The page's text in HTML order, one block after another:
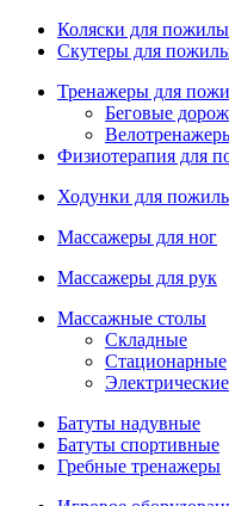
Коляски для
Скутеры для
Тренажеры для
Беговые
Физиотерапия для
Ходунки для
Массажеры для ног
Массажеры для рук
Массажные столы
Складные
Стационарные
Электрические
Батуты надувные
Батуты спортивные
Гребные тренажеры